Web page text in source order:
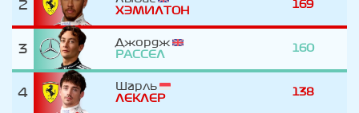
2
ХЭМИЛТОН
169
3
Джордж
РАССЕЛ
160
4
Шарль
ЛЕКЛЕР
138